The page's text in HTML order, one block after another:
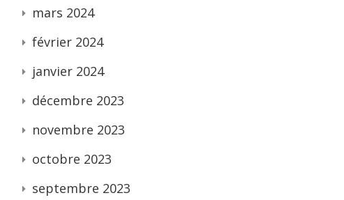
mars 2024
février 2024
janvier 2024
décembre 2023
novembre 2023
octobre 2023
septembre 2023